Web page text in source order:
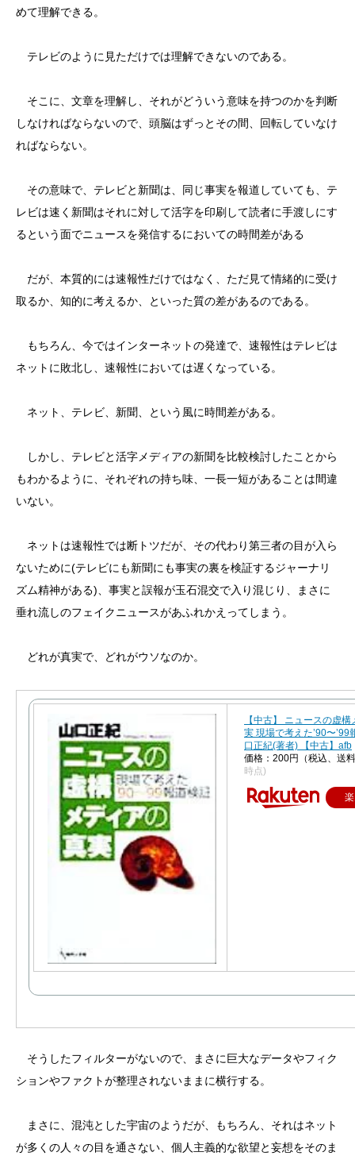
めて理解できる。
テレビのように見ただけでは理解できないのである。
そこに、文章を理解し、それがどういう意味を持つのかを判断
しなければならないので、頭脳はずっとその間、回転していなけ
ればならない。
その意味で、テレビと新聞は、同じ事実を報道していても、テ
レビは速く新聞はそれに対して活字を印刷して読者に手渡しにす
るという面でニュースを発信するにおいての時間差がある
だが、本質的には速報性だけではなく、ただ見て情緒的に受け
取るか、知的に考えるか、といった質の差があるのである。
もちろん、今ではインターネットの発達で、速報性はテレビは
ネットに敗北し、速報性においては遅くなっている。
ネット、テレビ、新聞、という風に時間差がある。
しかし、テレビと活字メディアの新聞を比較検討したことから
もわかるように、それぞれの持ち味、一長一短があることは間違
いない。
ネットは速報性では断トツだが、その代わり第三者の目が入ら
ないために(テレビにも新聞にも事実の裏を検証するジャーナリ
ズム精神がある)、事実と誤報が玉石混交で入り混じり、まさに
垂れ流しのフェイクニュースがあふれかえってしまう。
どれが真実で、どれがウソなのか。
【中古】 ニュースの虚
実 現場で考えた’90〜’99
口正紀(著者) 【中古】afb
価格：200円（税込、送
時点)
そうしたフィルターがないので、まさに巨大なデータやフィク
ションやファクトが整理されないままに横行する。
まさに、混沌とした宇宙のようだが、もちろん、それはネット
が多くの人々の目を通さない、個人主義的な欲望と妄想をそのま